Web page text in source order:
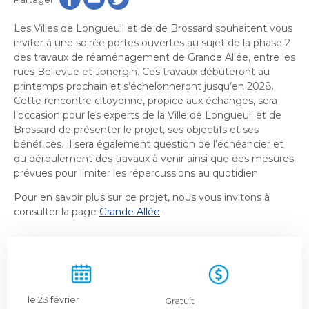
Histoire et patrimoine
Loisir et vie communautaire
Loisir et vie communautaire
Parcs et espaces verts
Parcs et espaces verts
Sports et saines habitudes de vie
Sports et saines habitudes de vie
Reconnaissance et soutien des organismes
Reconnaissance et soutien des organismes
Bénévolat
Bénévolat
Lutte à l'itinérance
Lutte à l'itinérance
Écocentres
Écocentres
Info-Travaux
Info-Travaux
Matières résiduelles et collectes
Matières résiduelles et collectes
Stationnements municipaux
Stationnements municipaux
Voie publique
Voie publique
Transition socioécologique et mobilité
Arbres, plantes et pelouse
Arbres, plantes et pelouse
Biodiversité et milieux naturels
Biodiversité et milieux naturels
Lutte aux changements climatiques
Lutte aux changements climatiques
Mobilité durable
Mobilité durable
Verdissement et travaux de foresterie
Verdissement et travaux de foresterie
Sécurité publique
Service de police
Service de police
Service sécurité incendie
Service sécurité incendie
Sécurisation des rues locales
Sécurisation des rues locales
Vie démocratique
Élus
Élus
Demande d'accès à l'information
Demande d'accès à l'information
Instances décisionnelles
Instances décisionnelles
Participation citoyenne
Participation citoyenne
Projets particuliers
Ouvre
dans
une
Règlements municipaux
Règlements municipaux
Entreprises
Développement économique
Développement économique
Ouvre
dans
une
nouvelle
Développement immobilier
Développement immobilier
dans
Fournisseurs
À propos de la Ville
Actualités et publications
Actualités et publications
Approvisionnement
Bureau de l’éthique et de l’inspection
contractuelle
Ouvre
Activités littéraires
Activités éducatives et de
loisirs
Activités sportives et plein
air
Arts de la scène, spectacles
et festivals
Calendrier des événements
Les Villes de Longueuil et de de Brossard souhaitent vous
inviter à une soirée portes ouvertes au sujet de la phase 2
des travaux de réaménagement de Grande Allée, entre les
rues Bellevue et Jonergin. Ces travaux débuteront au
printemps prochain et s’échelonneront jusqu’en 2028.
Cette rencontre citoyenne, propice aux échanges, sera
l’occasion pour les experts de la Ville de Longueuil et de
Brossard de présenter le projet, ses objectifs et ses
bénéfices. Il sera également question de l’échéancier et
du déroulement des travaux à venir ainsi que des mesures
prévues pour limiter les répercussions au quotidien.
Pour en savoir plus sur ce projet, nous vous invitons à
consulter la page Grande Allée.
le 23 février Gratuit